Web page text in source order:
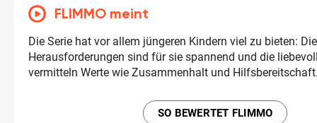
FLIMMO meint
Die Serie hat vor allem jüngeren Kindern viel zu bieten: Die
Herausforderungen sind für sie spannend und die
vermitteln Werte wie Zusammenhalt und
SO BEWERTET FLIMMO